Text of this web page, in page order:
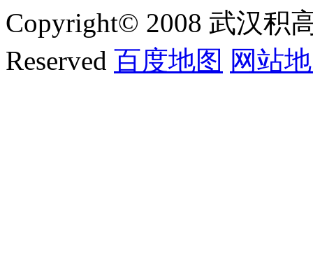
Copyright© 2008 武汉积
Reserved 百度地图 网站